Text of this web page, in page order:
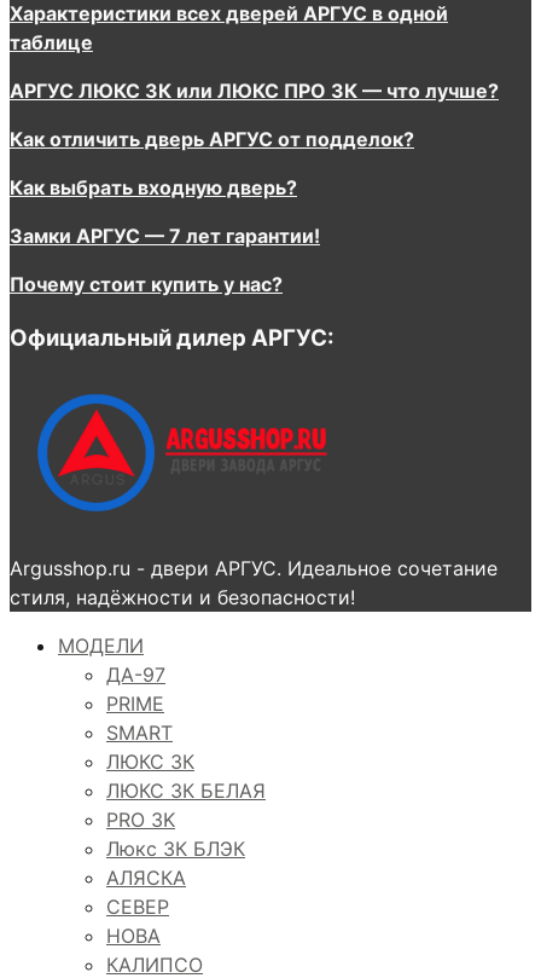
Характеристики всех дверей АРГУС в одной
таблице
АРГУС ЛЮКС 3К или ЛЮКС ПРО 3К — что лучше?
Как отличить дверь АРГУС от подделок?
Как выбрать входную дверь?
Замки АРГУС — 7 лет гарантии!
Почему стоит купить у нас?
Официальный дилер АРГУС:
Argusshop.ru - двери АРГУС. Идеальное сочетание
стиля, надёжности и безопасности!
МОДЕЛИ
ДА-97
PRIME
SMART
ЛЮКС 3К
ЛЮКС 3К БЕЛАЯ
PRO 3K
Люкс 3К БЛЭК
АЛЯСКА
СЕВЕР
НОВА
КАЛИПСО